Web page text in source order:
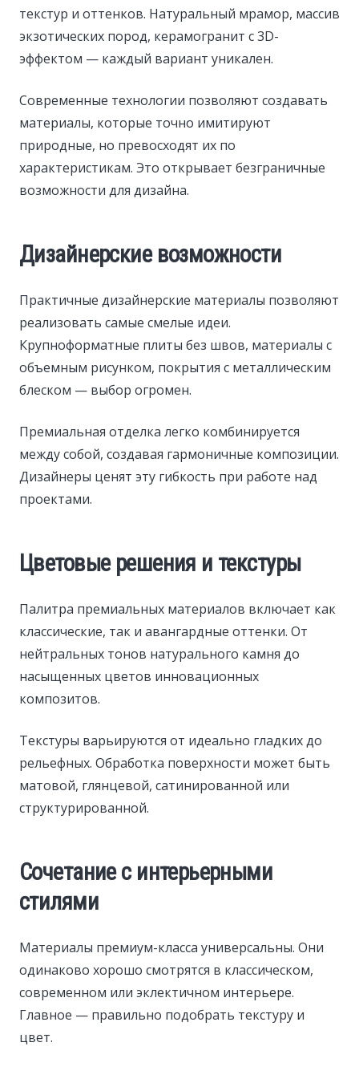
текстур и оттенков. Натуральный мрамор, массив
экзотических пород, керамогранит с 3D-
эффектом — каждый вариант уникален.
Современные технологии позволяют создавать
материалы, которые точно имитируют
природные, но превосходят их по
характеристикам. Это открывает безграничные
возможности для дизайна.
Дизайнерские возможности
Практичные дизайнерские материалы позволяют
реализовать самые смелые идеи.
Крупноформатные плиты без швов, материалы с
объемным рисунком, покрытия с металлическим
блеском — выбор огромен.
Премиальная отделка легко комбинируется
между собой, создавая гармоничные композиции.
Дизайнеры ценят эту гибкость при работе над
проектами.
Цветовые решения и текстуры
Палитра премиальных материалов включает как
классические, так и авангардные оттенки. От
нейтральных тонов натурального камня до
насыщенных цветов инновационных
композитов.
Текстуры варьируются от идеально гладких до
рельефных. Обработка поверхности может быть
матовой, глянцевой, сатинированной или
структурированной.
Сочетание с интерьерными
стилями
Материалы премиум-класса универсальны. Они
одинаково хорошо смотрятся в классическом,
современном или эклектичном интерьере.
Главное — правильно подобрать текстуру и
цвет.